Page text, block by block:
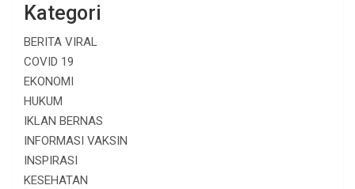
Kategori
BERITA VIRAL
COVID 19
EKONOMI
HUKUM
IKLAN BERNAS
INFORMASI VAKSIN
INSPIRASI
KESEHATAN